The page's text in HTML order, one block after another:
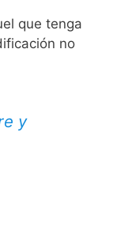
que tenga
no
y